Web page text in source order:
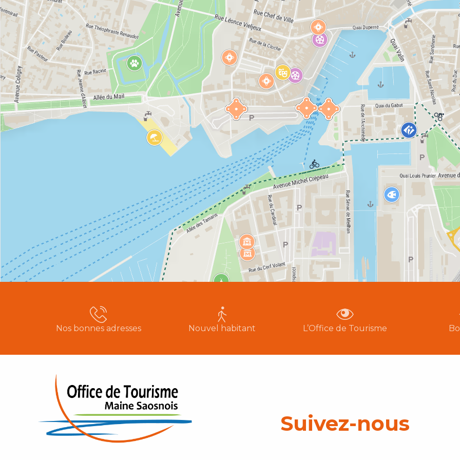
Nos bonnes adresses Nouvel habitant L’Office de Tourisme
Suivez-nous